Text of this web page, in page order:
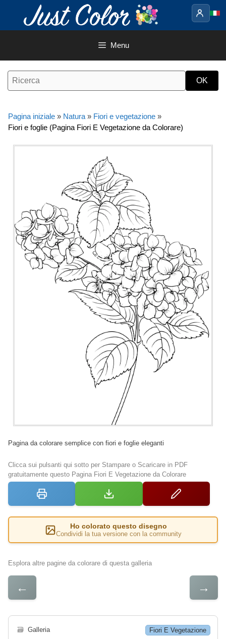
contenuto
Menu
Pagina iniziale » Natura » Fiori e vegetazione »
Fiori e foglie (Pagina Fiori E Vegetazione da Colorare)
Pagina da colorare semplice con fiori e foglie eleganti
Clicca sui pulsanti qui sotto per Stampare o Scaricare in PDF
gratuitamente questo Pagina Fiori E Vegetazione da Colorare
Ho colorato questo disegno
Condividi la tua versione con la community
Esplora altre pagine da colorare di questa galleria
← →
🗃 Galleria Fiori E Vegetazione